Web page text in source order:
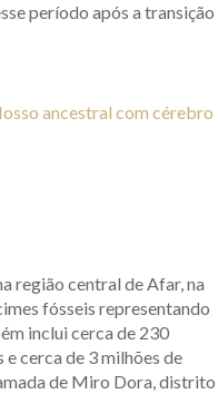
período após a transição
ancestral com cérebro
região central de Afar, na
fósseis representando
inclui cerca de 230
cerca de 3 milhões de
de Miro Dora, distrito